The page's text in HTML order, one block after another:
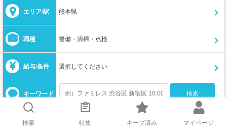
エリア/駅 熊本県
職種 警備・清掃・点検
給与/条件 選択してください
キーワード
この条件を保存する メールで新着を受け取る
検索 特集 キープ済み マイページ